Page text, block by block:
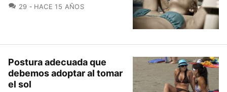
29 COMENTARIOS
HACE 15 AÑOS
Postura adecuada que
debemos adoptar al tomar
el sol